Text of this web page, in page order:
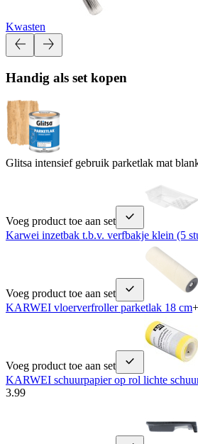
Kwasten
Handig als set kopen
Glitsa intensief gebruik parketlak mat
Voeg product toe aan set
Karwei inzetbak t.b.v. verfbakje klein (5
Voeg product toe aan set
KARWEI vloerverfroller parketlak 18 cm
Voeg product toe aan set
KARWEI schuurpapier op rol lichte
3.99